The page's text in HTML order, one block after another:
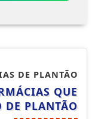
DE PLANTÃO
QUE
DE PLANTÃO